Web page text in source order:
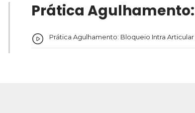
Prática
Prática Agulhamento: Bloqueio Intra